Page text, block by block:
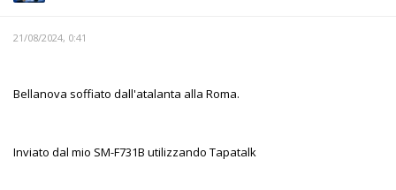
21/08/2024, 0:41
Bellanova soffiato dall'atalanta alla Roma.
Inviato dal mio SM-F731B utilizzando Tapatalk